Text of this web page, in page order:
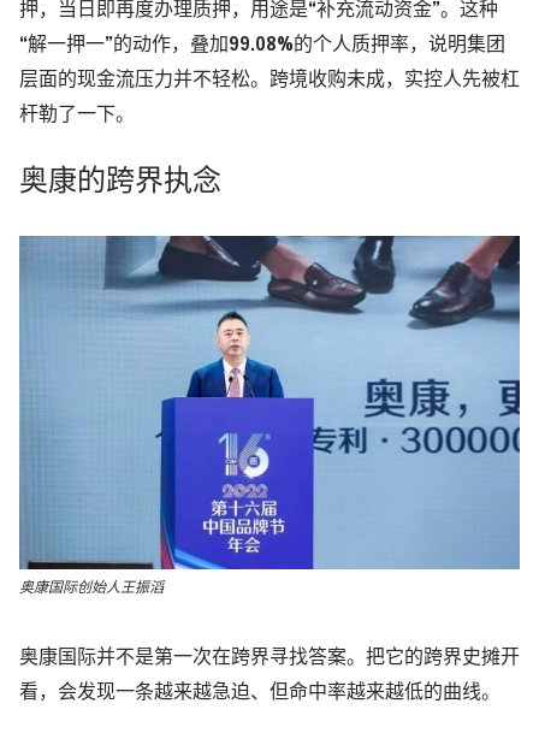
押，当日即再度办理质押，用途是“补充流动资金”。这种
“解一押一”的动作，叠加99.08%的个人质押率，说明集团
层面的现金流压力并不轻松。跨境收购未成，实控人先被杠
杆勒了一下。
奥康的跨界执念
奥康国际创始人王振滔
奥康国际并不是第一次在跨界寻找答案。把它的跨界史摊开
看，会发现一条越来越急迫、但命中率越来越低的曲线。